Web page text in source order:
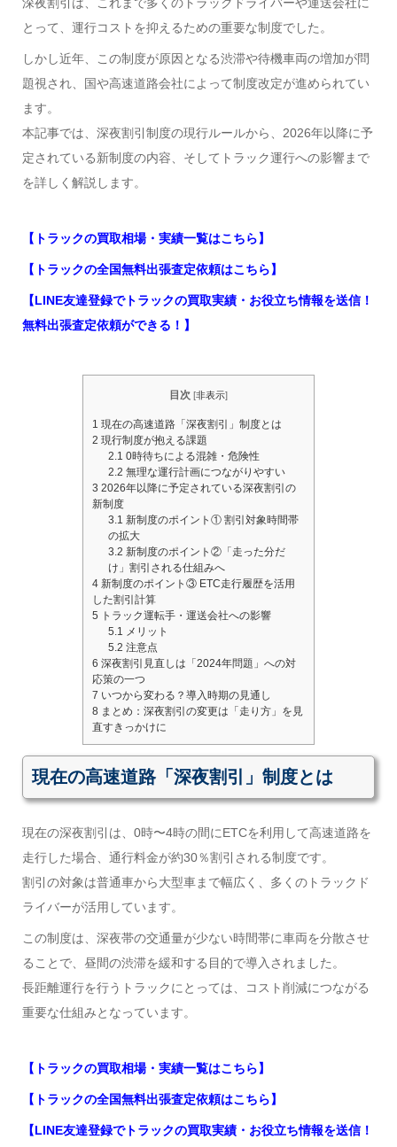
深夜割引は、これまで多くのトラックドライバーや運送会社に
とって、運行コストを抑えるための重要な制度でした。
しかし近年、この制度が原因となる渋滞や待機車両の増加が問
題視され、国や高速道路会社によって制度改定が進められてい
ます。
本記事では、深夜割引制度の現行ルールから、2026年以降に予
定されている新制度の内容、そしてトラック運行への影響まで
を詳しく解説します。
【トラックの買取相場・実績一覧はこちら】
【トラックの全国無料出張査定依頼はこちら】
【LINE友達登録でトラックの買取実績・お役立ち情報を送信！
無料出張査定依頼ができる！】
目次 [非表示]
1 現在の高速道路「深夜割引」制度とは
2 現行制度が抱える課題
2.1 0時待ちによる混雑・危険性
2.2 無理な運行計画につながりやすい
3 2026年以降に予定されている深夜割引の
新制度
3.1 新制度のポイント① 割引対象時間帯
の拡大
3.2 新制度のポイント②「走った分だ
け」割引される仕組みへ
4 新制度のポイント③ ETC走行履歴を活用
した割引計算
5 トラック運転手・運送会社への影響
5.1 メリット
5.2 注意点
6 深夜割引見直しは「2024年問題」への対
応策の一つ
7 いつから変わる？導入時期の見通し
8 まとめ：深夜割引の変更は「走り方」を見
直すきっかけに
現在の高速道路「深夜割引」制度とは
現在の深夜割引は、0時〜4時の間にETCを利用して高速道路を
走行した場合、通行料金が約30％割引される制度です。
割引の対象は普通車から大型車まで幅広く、多くのトラックド
ライバーが活用しています。
この制度は、深夜帯の交通量が少ない時間帯に車両を分散させ
ることで、昼間の渋滞を緩和する目的で導入されました。
長距離運行を行うトラックにとっては、コスト削減につながる
重要な仕組みとなっています。
【トラックの買取相場・実績一覧はこちら】
【トラックの全国無料出張査定依頼はこちら】
【LINE友達登録でトラックの買取実績・お役立ち情報を送信！